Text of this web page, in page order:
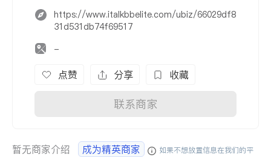
https://www.italkbbelite.com/ubiz/66029df8
31d531db74f69517
-
点赞 分享 收藏
联系商家
暂无商家介绍 成为精英商家
如果不想放置信息在我们的平